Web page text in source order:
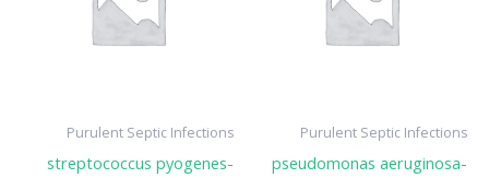
Purulent Septic Infections
pseudomonas aeruginosa-
Purulent Septic Infections
streptococcus pyogenes-